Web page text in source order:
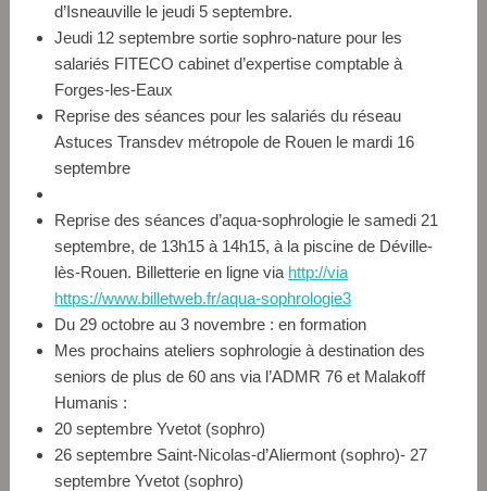
d’Isneauville le jeudi 5 septembre.
Jeudi 12 septembre sortie sophro-nature pour les
salariés FITECO cabinet d’expertise comptable à
Forges-les-Eaux
Reprise des séances pour les salariés du réseau
Astuces Transdev métropole de Rouen le mardi 16
septembre
Reprise des séances d’aqua-sophrologie le samedi 21
septembre, de 13h15 à 14h15, à la piscine de Déville-
lès-Rouen. Billetterie en ligne via http://via
https://www.billetweb.fr/aqua-sophrologie3
Du 29 octobre au 3 novembre : en formation
Mes prochains ateliers sophrologie à destination des
seniors de plus de 60 ans via l’ADMR 76 et Malakoff
Humanis :
20 septembre Yvetot (sophro)
26 septembre Saint-Nicolas-d’Aliermont (sophro)- 27
septembre Yvetot (sophro)